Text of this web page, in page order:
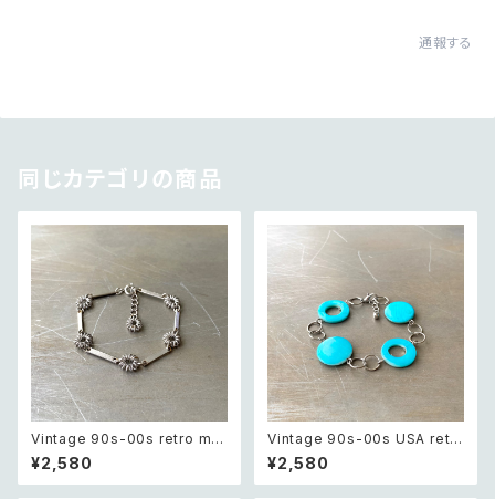
通報する
同じカテゴリの商品
Vintage 90s-00s retro met
al wire flower chain bracel
et レトロ ヴィンテージ アクセサ
リー シルバー メタル ワイヤー
¥2,580
Vintage 90s-00s USA retr
o blue shell beads bracele
t レトロ アメリカ ヴィンテージ
アクセサリー ブルー シェル ビー
¥2,580